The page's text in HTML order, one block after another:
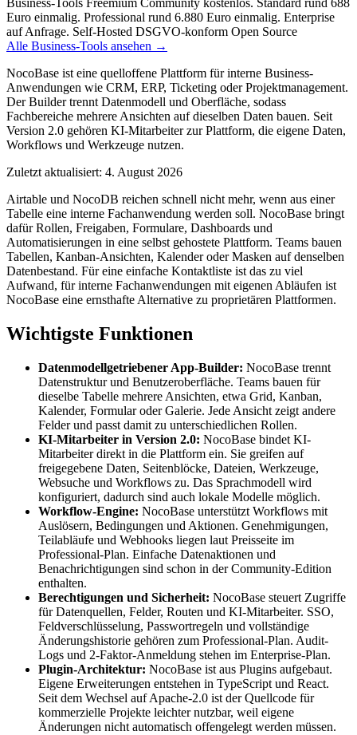
Business-Tools Freemium Community kostenlos. Standard rund 688
Euro einmalig. Professional rund 6.880 Euro einmalig. Enterprise
auf Anfrage. Self-Hosted DSGVO-konform Open Source
Alle Business-Tools ansehen →
NocoBase ist eine quelloffene Plattform für interne Business-
Anwendungen wie CRM, ERP, Ticketing oder Projektmanagement.
Der Builder trennt Datenmodell und Oberfläche, sodass
Fachbereiche mehrere Ansichten auf dieselben Daten bauen. Seit
Version 2.0 gehören KI-Mitarbeiter zur Plattform, die eigene Daten,
Workflows und Werkzeuge nutzen.
Zuletzt aktualisiert: 4. August 2026
Airtable und NocoDB reichen schnell nicht mehr, wenn aus einer
Tabelle eine interne Fachanwendung werden soll. NocoBase bringt
dafür Rollen, Freigaben, Formulare, Dashboards und
Automatisierungen in eine selbst gehostete Plattform. Teams bauen
Tabellen, Kanban-Ansichten, Kalender oder Masken auf denselben
Datenbestand. Für eine einfache Kontaktliste ist das zu viel
Aufwand, für interne Fachanwendungen mit eigenen Abläufen ist
NocoBase eine ernsthafte Alternative zu proprietären Plattformen.
Wichtigste Funktionen
Datenmodellgetriebener App-Builder: NocoBase trennt
Datenstruktur und Benutzeroberfläche. Teams bauen für
dieselbe Tabelle mehrere Ansichten, etwa Grid, Kanban,
Kalender, Formular oder Galerie. Jede Ansicht zeigt andere
Felder und passt damit zu unterschiedlichen Rollen.
KI-Mitarbeiter in Version 2.0: NocoBase bindet KI-
Mitarbeiter direkt in die Plattform ein. Sie greifen auf
freigegebene Daten, Seitenblöcke, Dateien, Werkzeuge,
Websuche und Workflows zu. Das Sprachmodell wird
konfiguriert, dadurch sind auch lokale Modelle möglich.
Workflow-Engine: NocoBase unterstützt Workflows mit
Auslösern, Bedingungen und Aktionen. Genehmigungen,
Teilabläufe und Webhooks liegen laut Preisseite im
Professional-Plan. Einfache Datenaktionen und
Benachrichtigungen sind schon in der Community-Edition
enthalten.
Berechtigungen und Sicherheit: NocoBase steuert Zugriffe
für Datenquellen, Felder, Routen und KI-Mitarbeiter. SSO,
Feldverschlüsselung, Passwortregeln und vollständige
Änderungshistorie gehören zum Professional-Plan. Audit-
Logs und 2-Faktor-Anmeldung stehen im Enterprise-Plan.
Plugin-Architektur: NocoBase ist aus Plugins aufgebaut.
Eigene Erweiterungen entstehen in TypeScript und React.
Seit dem Wechsel auf Apache-2.0 ist der Quellcode für
kommerzielle Projekte leichter nutzbar, weil eigene
Änderungen nicht automatisch offengelegt werden müssen.